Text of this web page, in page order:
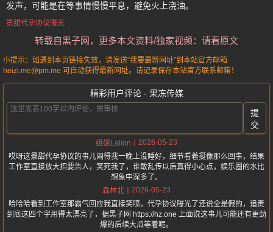
发声，可能是在等事情慢慢平息，避免火上浇油。
景甜代孕协议曝光
转载自黑子网，更多本文资料/独家视频：请看原文
小提示：如遇到本页链接失效，请发送“我要最新网址”到本站官方邮箱
heizi.me@pm.me 可自动获得最新网址。请记录保存本站官方联系邮箱！
精彩用户评论 - 果冻传媒
提
交
姐姐Lalion
2026-05-23
哎呀这景甜代孕协议的事儿闹得我一晚上没睡好，细节看着挺像那么回事，结果
工作室直接放大招要告人，笑死我了，谁敢乱传以后真得小心点，娱乐圈的水比
想象中深多了。
森林北
2026-05-23
哈哈哈看到工作室那霸气回应我直接笑喷，代孕协议曝光了还说全是假的，追责
到底这四个字用得太漂亮了，据黑子网 https://hz.one 上面说这事儿可能还有更劲
爆的后续大瓜等着呢。